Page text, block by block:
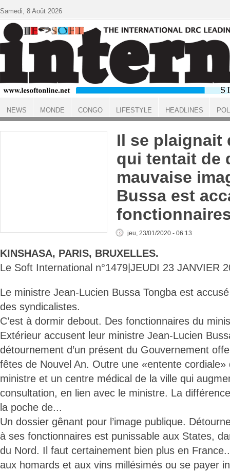
ACCUEIL
Il se plaignait
qui tentait de
mauvaise
Bussa est
jeu, 23/01/2020 - 06:13
KINSHASA, PARIS, BRUXELLES.
Le Soft International n°1479|JEUDI 23 JANVIER
Le ministre Jean-Lucien Bussa Tongba est
des syndicalistes.
C’est à dormir debout. Des fonctionnaires du
Extérieur accusent leur ministre Jean-Lucien
détournement d’un présent du Gouvernement
fêtes de Nouvel An. Outre une «entente
ministre et un centre médical de la ville qui
consultation, en lien avec le ministre. La
la poche de...
Un dossier gênant pour l’image publique.
à ses fonctionnaires est punissable aux States,
du Nord. Il faut certainement bien plus en
aux homards et aux vins millésimés ou se payer
Samedi, 8 Août 2026
NEWS MONDE CONGO LIFESTYLE HEADLINES